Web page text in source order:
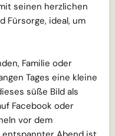
seinen herzlichen
Fürsorge, ideal, um
Familie oder
Tages eine kleine
süße Bild als
Facebook oder
vor dem